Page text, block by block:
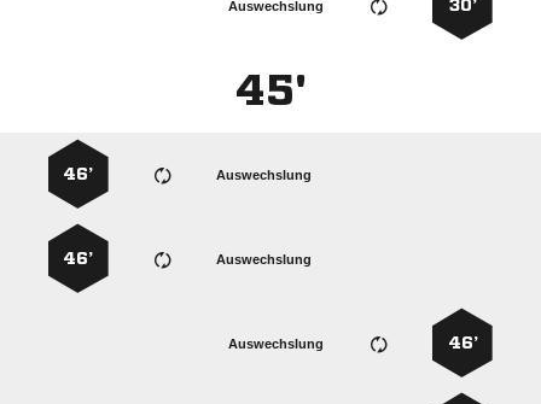
30’
Auswechslung
45'
Auswechslung
46’
Auswechslung
46’
46’
Auswechslung